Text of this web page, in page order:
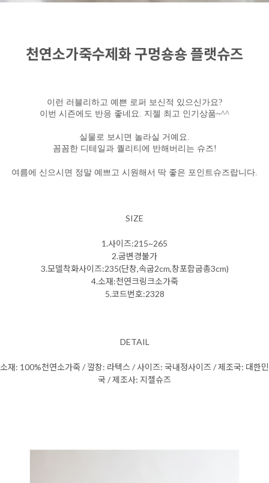
천연소가죽수제화 구멍숑숑 플랫슈즈
이런 러블리하고 예쁜 로퍼 보신적 있으신가요?
이번 시즌에도 반응 좋네요. 지젤 최고 인기상품~^^
실물로 보시면 놀라실 거예요.
꼼꼼한 디테일과 퀄리티에 반해버리는 슈즈!
여름에 신으시면 정말 예쁘고 시원해서 딱 좋은 포인트슈즈랍니다.
SIZE
1.사이즈:215~265
2.굽변경불가
3.모델착화사이즈:235(단창,속굽2cm,창포함굽총3cm)
4.소재:천연크링크소가죽
5.코드번호:2328
DETAIL
소재: 100%천연소가죽 / 깔창: 라텍스 / 사이즈: 국내정사이즈 / 제조국: 대한민
국 / 제조사: 지젤슈즈